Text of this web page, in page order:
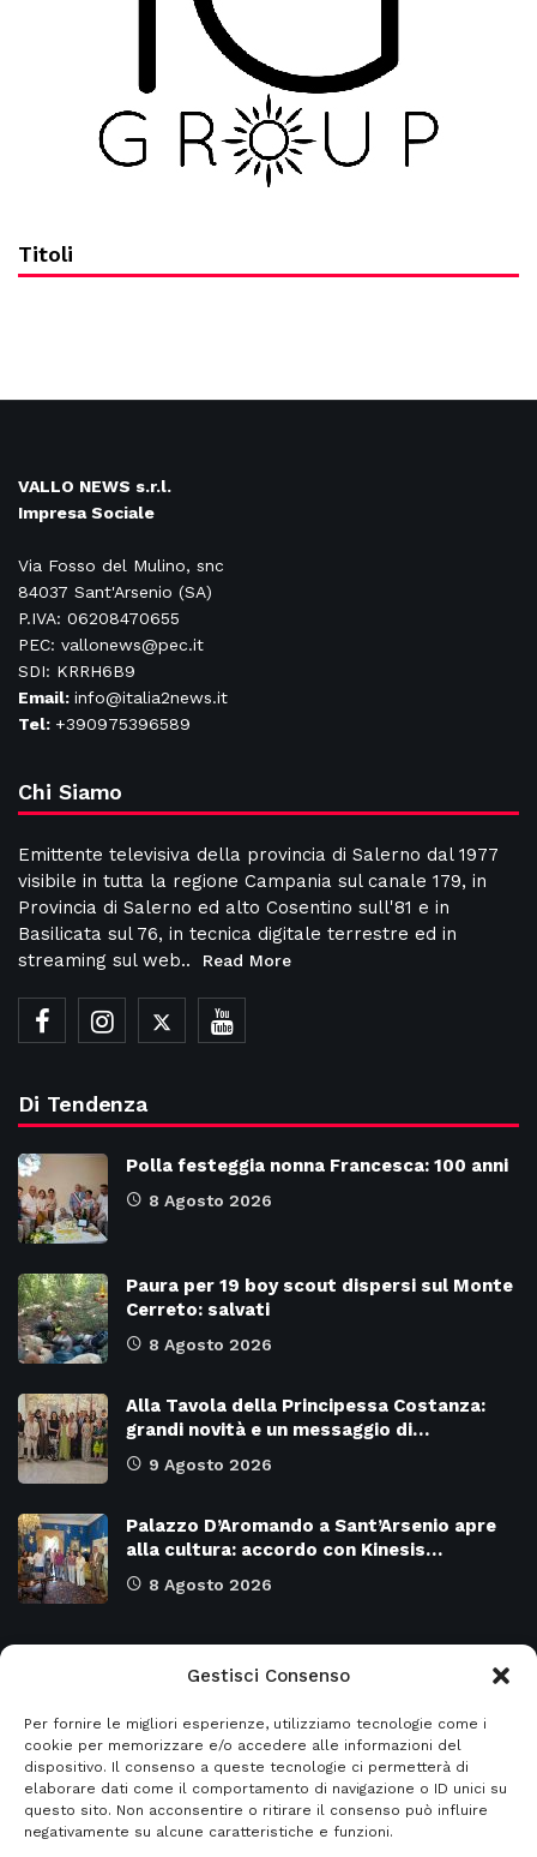
Gestisci Consenso
Per fornire le migliori esperienze, utilizziamo tecnologie come i
cookie per memorizzare e/o accedere alle informazioni del
dispositivo. Il consenso a queste tecnologie ci permetterà di
elaborare dati come il comportamento di navigazione o ID unici su
questo sito. Non acconsentire o ritirare il consenso può influire
negativamente su alcune caratteristiche e funzioni.
Titoli
VALLO NEWS s.r.l.
Impresa Sociale
Via Fosso del Mulino, snc
84037 Sant'Arsenio (SA)
P.IVA: 06208470655
PEC: vallonews@pec.it
SDI: KRRH6B9
Email: info@italia2news.it
Tel: +390975396589
Chi Siamo
Emittente televisiva della provincia di Salerno dal 1977
visibile in tutta la regione Campania sul canale 179, in
Provincia di Salerno ed alto Cosentino sull'81 e in
Basilicata sul 76, in tecnica digitale terrestre ed in
streaming sul web..
Read More
Di Tendenza
Polla festeggia nonna Francesca: 100 anni
8 Agosto 2026
Paura per 19 boy scout dispersi sul Monte
Cerreto: salvati
8 Agosto 2026
Alla Tavola della Principessa Costanza:
grandi novità e un messaggio di…
9 Agosto 2026
Palazzo D’Aromando a Sant’Arsenio apre
alla cultura: accordo con Kinesis…
8 Agosto 2026
Attualità 8978
Cronaca 6483
Primo piano 5963
SALERNO e Provincia 4135
Regione CAMPANIA 2132
Regione BASILICATA